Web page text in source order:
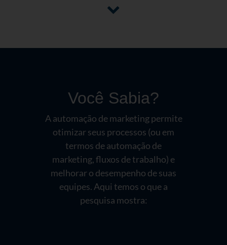
Você Sabia?
A automação de marketing permite
otimizar seus processos (ou em
termos de automação de
marketing, fluxos de trabalho) e
melhorar o desempenho de suas
equipes. Aqui temos o que a
pesquisa mostra: